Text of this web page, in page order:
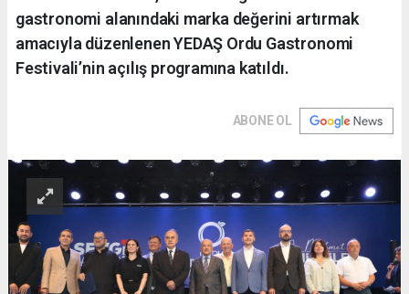
gastronomi alanındaki marka değerini artırmak
amacıyla düzenlenen YEDAŞ Ordu Gastronomi
Festivali’nin açılış programına katıldı.
ABONE OL